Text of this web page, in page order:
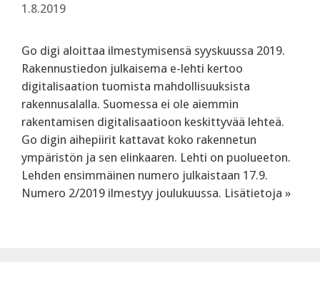
1.8.2019
Go digi aloittaa ilmestymisensä syyskuussa 2019.
Rakennustiedon julkaisema e-lehti kertoo
digitalisaation tuomista mahdollisuuksista
rakennusalalla. Suomessa ei ole aiemmin
rakentamisen digitalisaatioon keskittyvää lehteä.
Go digin aihepiirit kattavat koko rakennetun
ympäristön ja sen elinkaaren. Lehti on puolueeton.
Lehden ensimmäinen numero julkaistaan 17.9.
Numero 2/2019 ilmestyy joulukuussa. Lisätietoja »